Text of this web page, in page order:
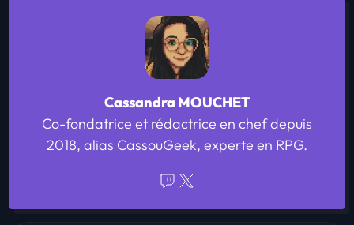
Cassandra MOUCHET
Co-fondatrice et rédactrice en chef depuis
2018, alias CassouGeek, experte en RPG.